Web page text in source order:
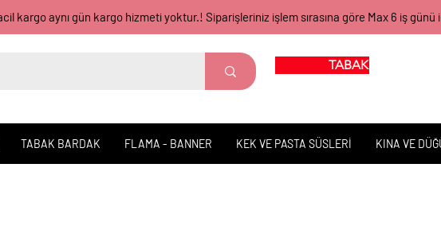
kargo aynı gün kargo hizmeti yoktur.! Siparişleriniz işlem sırasına göre Max 6 iş
TABAK BARDAK
TABAK BARDAK FLAMA - BANNER KEK VE PASTA SÜSLERİ KINA VE